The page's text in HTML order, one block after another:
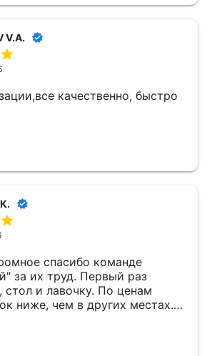
V.A.
качественно, быстро
спасибо команде
за их труд. Первый раз
стол и лавочку. По ценам
ниже, чем в других местах.
срок, прислали фотоотчёт.
памятник. Информировали
согласовывали